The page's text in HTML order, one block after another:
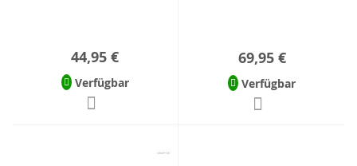
44,95 €
Verfügbar
69,95 €
Verfügbar